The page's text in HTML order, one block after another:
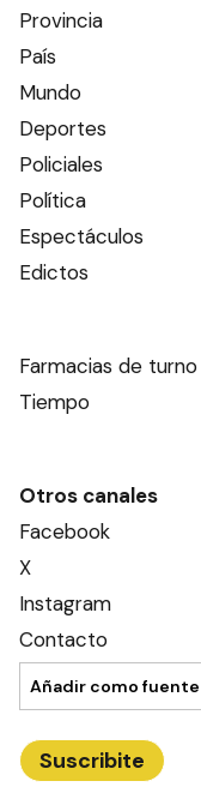
Provincia
País
Mundo
Deportes
Policiales
Política
Espectáculos
Edictos
Farmacias de turno
Tiempo
Otros canales
Facebook
X
Instagram
Contacto
Añadir como fuente
Suscribite